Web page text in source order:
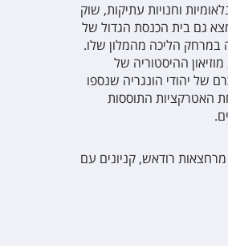
וחנויות עתיקות, שוק
גם בית הכנסת הגדול של
ההיסטוריה של
של יהודי הונגריה שנספו
לאחת האטרקציות התוססות
מרחצאות רודאש, קניונים עם